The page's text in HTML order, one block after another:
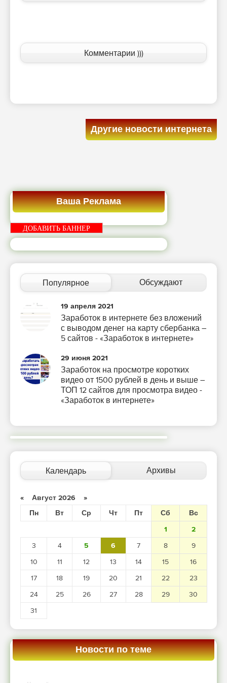
Комментарии )))
Другие новости интернета
Ваша Реклама
ДОБАВИТЬ БАННЕР
Популярное Обсуждают
19 апреля 2021
Заработок в интернете без вложений
с выводом денег на карту сбербанка –
5 сайтов - «Заработок в интернете»
29 июня 2021
Заработок на просмотре коротких
видео от 1500 рублей в день и выше –
ТОП 12 сайтов для просмотра видео -
«Заработок в интернете»
Календарь Архивы
« Август 2026 »
Пн
Вт Ср Чт Пт Сб
Вс
1
2
3
4 5 6 7 8
9
10
11 12 13 14 15
16
17
18 19 20 21 22
23
24
25 26 27 28 29
30
31
Новости по теме